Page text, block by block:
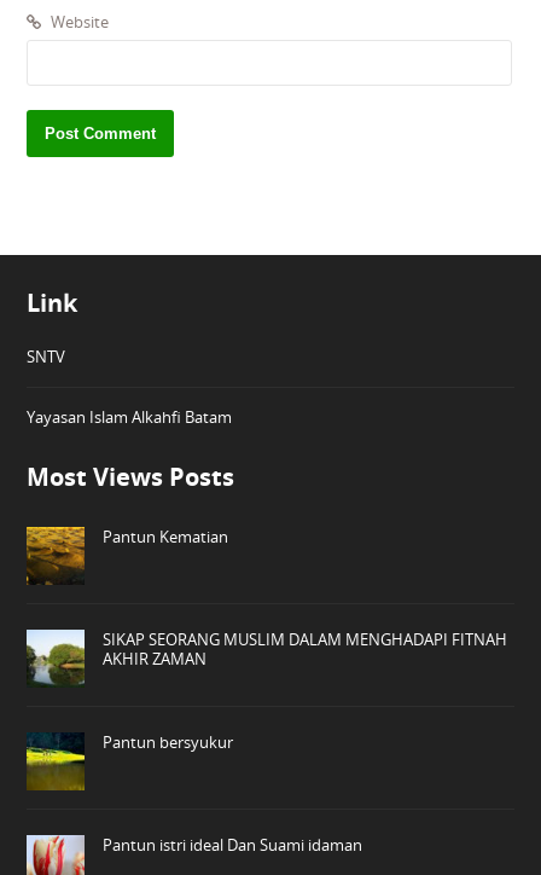
Website
Link
SNTV
Yayasan Islam Alkahfi Batam
Most Views Posts
Pantun Kematian
SIKAP SEORANG MUSLIM DALAM MENGHADAPI FITNAH
AKHIR ZAMAN
Pantun bersyukur
Pantun istri ideal Dan Suami idaman